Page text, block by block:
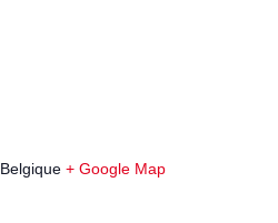
Belgique + Google Map